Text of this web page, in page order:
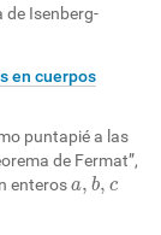
de Isenberg-
en cuerpos
puntapié a las
de Fermat”,
enterosa, b, c
a b,